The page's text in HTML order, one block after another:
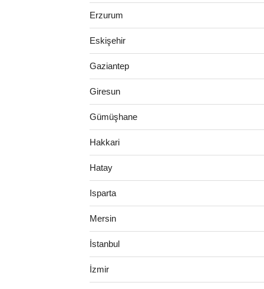
Erzurum
Eskişehir
Gaziantep
Giresun
Gümüşhane
Hakkari
Hatay
Isparta
Mersin
İstanbul
İzmir